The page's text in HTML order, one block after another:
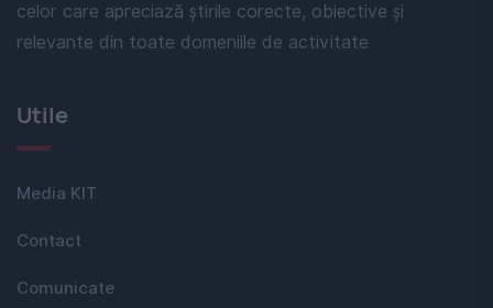
celor care apreciază știrile corecte, obiective și
relevante din toate domeniile de activitate
Utile
Media KIT
Contact
Comunicate